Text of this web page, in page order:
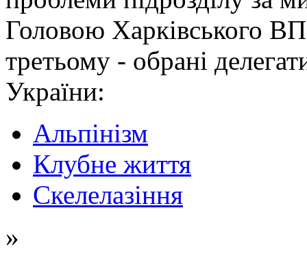
Головою Харківського
третьому - обрані
України:
Альпінізм
Клубне життя
Скелелазіння
»